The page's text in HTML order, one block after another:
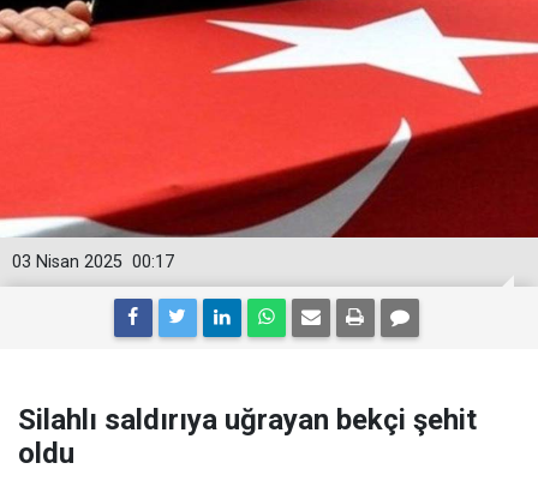
00:17
03 Nisan 2025
Silahlı saldırıya uğrayan bekçi şehit
oldu